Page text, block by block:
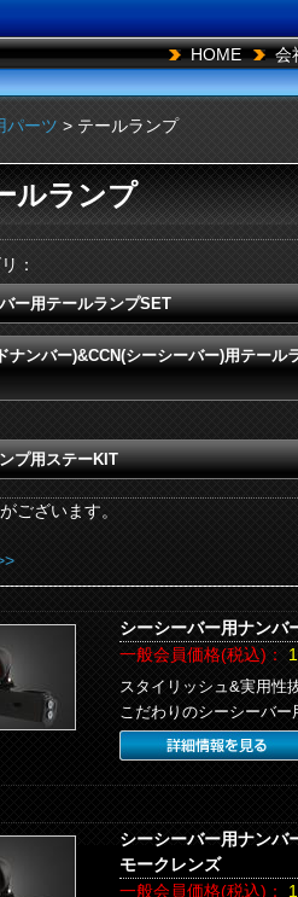
HOME 会
パーツ > テールランプ
ルランプ
：
ー用テールランプSET
ナンバー)&CCN(シーシーバー)用テール
プ用ステーKIT
ございます。
シーシーバー用ナンバ
一般会員価格(税込)：
スタイリッシュ&実用性
こだわりのシーシーバ
シーシーバー用ナンバ
モークレンズ
一般会員価格(税込)：